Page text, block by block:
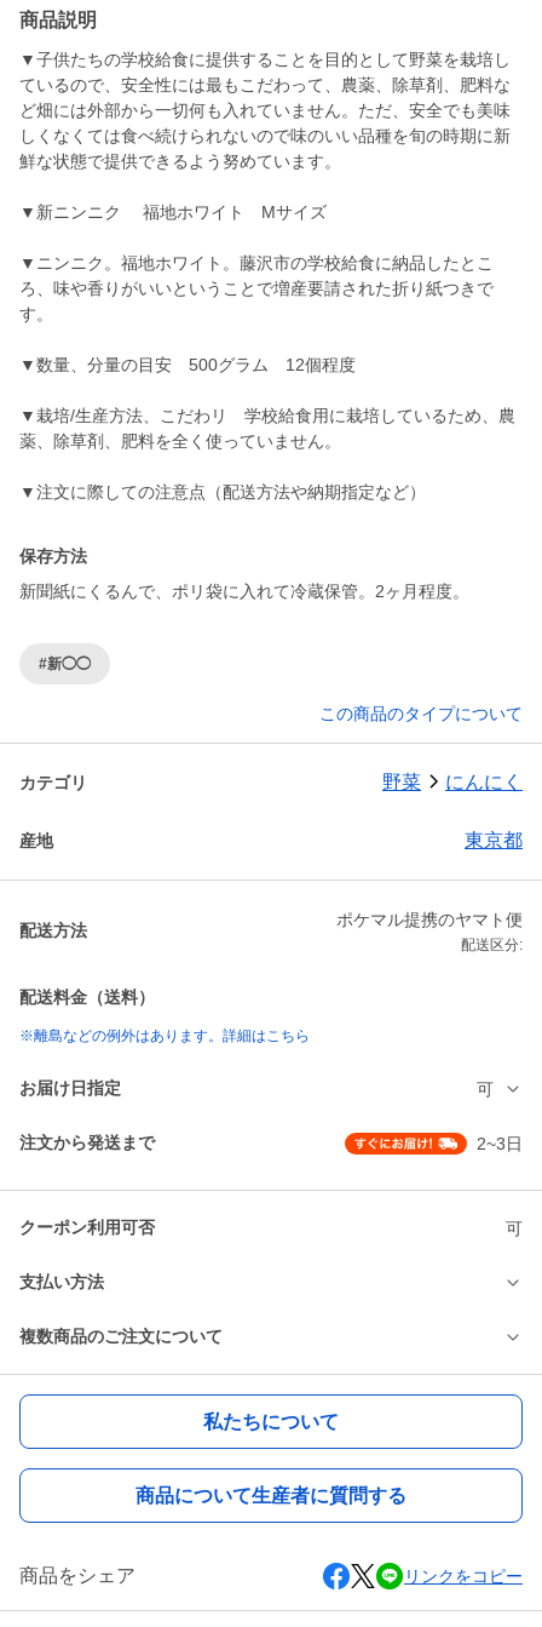
商品説明
▼子供たちの学校給食に提供することを目的として野菜を栽培し
ているので、安全性には最もこだわって、農薬、除草剤、肥料な
ど畑には外部から一切何も入れていません。ただ、安全でも美味
しくなくては食べ続けられないので味のいい品種を旬の時期に新
鮮な状態で提供できるよう努めています。
▼新ニンニク 福地ホワイト Mサイズ
▼ニンニク。福地ホワイト。藤沢市の学校給食に納品したとこ
ろ、味や香りがいいということで増産要請された折り紙つきで
す。
▼数量、分量の目安 500グラム 12個程度
▼栽培/生産方法、こだわリ 学校給食用に栽培しているため、農
薬、除草剤、肥料を全く使っていません。
▼注文に際しての注意点（配送方法や納期指定など）
保存方法
新聞紙にくるんで、ポリ袋に入れて冷蔵保管。2ヶ月程度。
#新◯◯
この商品のタイプについて
カテゴリ 野菜 にんにく
産地 東京都
配送方法
ポケマル提携のヤマト便
配送区分:
配送料金（送料）
※離島などの例外はあります。詳細はこちら
お届け日指定 可
注文から発送まで 2~3日
クーポン利用可否 可
支払い方法
複数商品のご注文について
私たちについて
商品について生産者に質問する
商品をシェア リンクをコピー